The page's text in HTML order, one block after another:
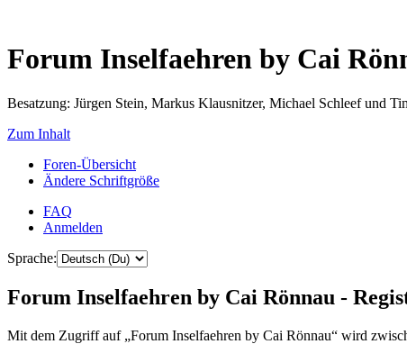
Forum Inselfaehren by Cai
Besatzung: Jürgen Stein, Markus Klausnitzer, Michael Schleef und
Zum Inhalt
Foren-Übersicht
Ändere Schriftgröße
FAQ
Anmelden
Sprache:
Forum Inselfaehren by Cai Rönnau -
Mit dem Zugriff auf „Forum Inselfaehren by Cai Rönnau“ wird